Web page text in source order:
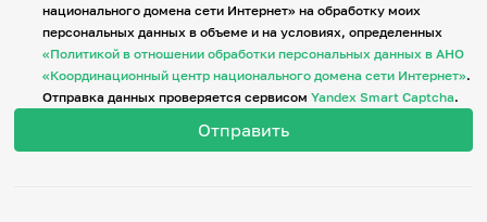
национального домена сети Интернет» на обработку моих
персональных данных в объеме и на условиях, определенных
«Политикой в отношении обработки персональных данных в АНО
«Координационный центр национального домена сети Интернет».
Отправка данных проверяется сервисомYandex Smart Captcha.